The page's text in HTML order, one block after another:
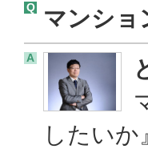
Q マンショ
A
したい